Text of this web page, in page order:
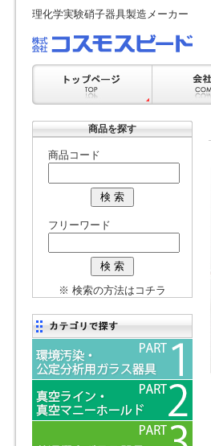
理化学実験硝子器具製造メーカー
商品を探す
商品コード
フリーワード
※ 検索の方法はコチラ